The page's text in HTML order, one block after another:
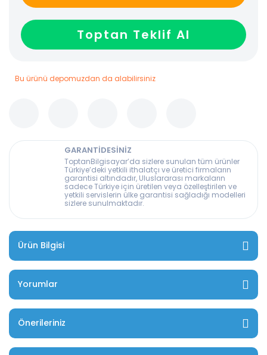
Toptan Teklif Al
Bu ürünü depomuzdan da alabilirsiniz
GARANTİDESİNİZ
ToptanBilgisayar’da sizlere sunulan tüm ürünler
Türkiye’deki yetkili ithalatçı ve üretici firmaların
garantisi altındadır, Uluslararası markaların
sadece Türkiye için üretilen veya özelleştirilen ve
yetkili servislerin ülke garantisi sağladığı modelleri
sizlere sunulmaktadır.
Ürün Bilgisi
Yorumlar
Önerileriniz